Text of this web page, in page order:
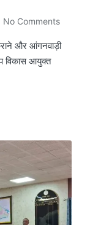
No Comments
और आंगनवाड़ी
विकास आयुक्त